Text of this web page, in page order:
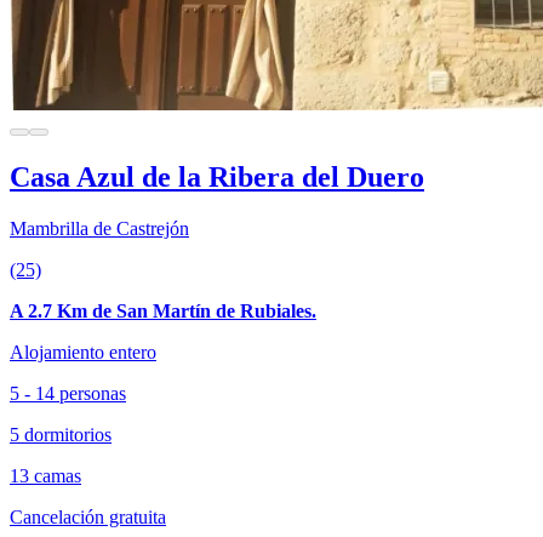
Casa Azul de la Ribera del Duero
Mambrilla de Castrejón
(25)
A 2.7 Km de San Martín de Rubiales.
Alojamiento entero
5 - 14 personas
5 dormitorios
13 camas
Cancelación gratuita